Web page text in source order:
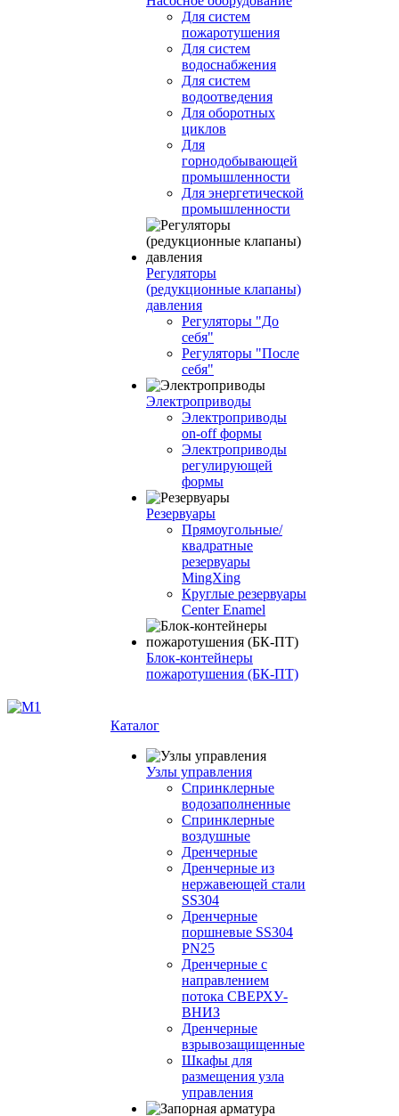
Для систем
пожаротушения
Для систем
водоснабжения
Для систем
водоотведения
Для оборотных
циклов
Для
горнодобывающей
промышленности
Для энергетической
промышленности
Регуляторы
(редукционные клапаны)
давления
Регуляторы "До
себя"
Регуляторы "После
себя"
Электроприводы
Электроприводы
on-off формы
Электроприводы
регулирующей
формы
Резервуары
Прямоугольные/
квадратные
резервуары
MingXing
Круглые резервуары
Center Enamel
Блок-контейнеры
пожаротушения (БК-ПТ)
Каталог
Узлы управления
Cпринклерные
водозаполненные
Cпринклерные
воздушные
Дренчерные
Дренчерные из
нержавеющей стали
SS304
Дренчерные
поршневые SS304
PN25
Дренчерные с
направлением
потока СВЕРХУ-
ВНИЗ
Дренчерные
взрывозащищенные
Шкафы для
размещения узла
управления